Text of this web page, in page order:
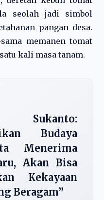
seolah jadi simbol
pangan desa.
memanen tomat
kali masa tanam.
Budaya
Menerima
Akan Bisa
Kekayaan
Beragam”